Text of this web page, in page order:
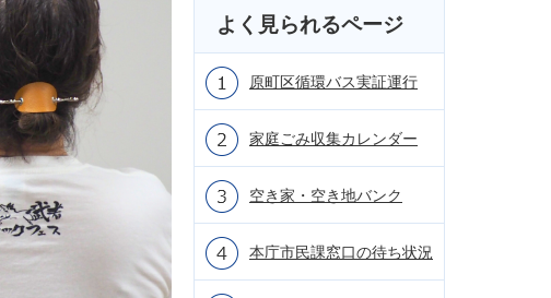
よく見られるページ
原町区循環バス実証運行
家庭ごみ収集カレンダー
空き家・空き地バンク
本庁市民課窓口の待ち状況